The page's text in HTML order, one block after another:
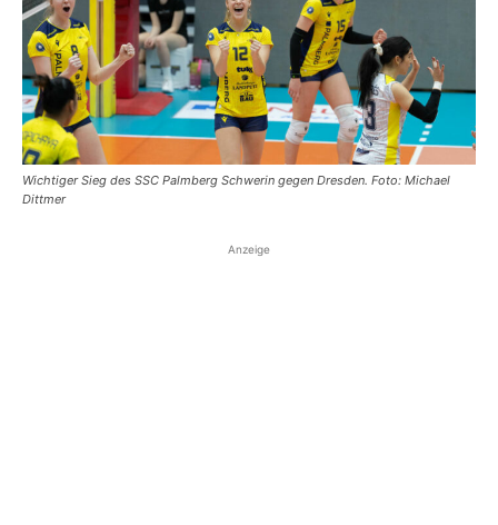
Wichtiger Sieg des SSC Palmberg Schwerin gegen Dresden. Foto: Michael
Dittmer
Anzeige